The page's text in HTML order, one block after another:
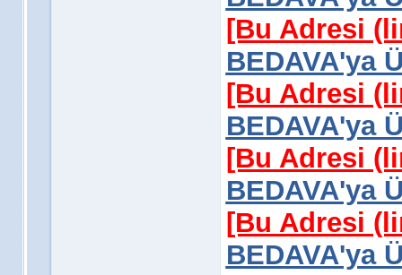
[Bu Adresi
BEDAVA'ya
[Bu Adresi
BEDAVA'ya
[Bu Adresi
BEDAVA'ya
[Bu Adresi
BEDAVA'ya